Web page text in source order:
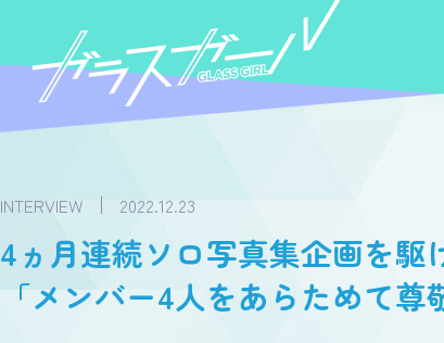
INTERVIEW 2022.12.23
4ヵ月連続ソロ写真集企画を
「メンバー4人をあらためて尊